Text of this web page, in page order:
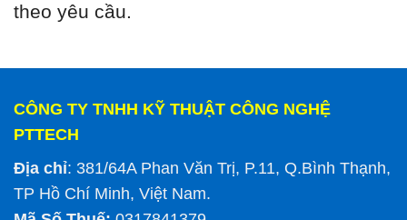
theo yêu cầu.
CÔNG TY TNHH KỸ THUẬT CÔNG NGHỆ
PTTECH
Địa chỉ: 381/64A Phan Văn Trị, P.11, Q.Bình Thạnh,
TP Hồ Chí Minh, Việt Nam.